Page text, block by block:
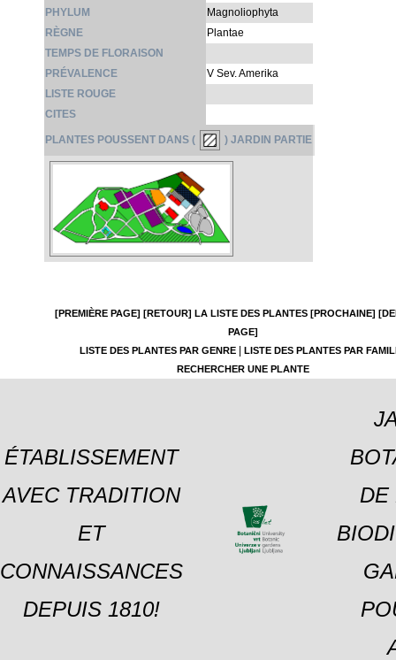
PHYLUM
Magnoliophyta
RÈGNE
Plantae
TEMPS DE FLORAISON
PRÉVALENCE
V Sev. Amerika
LISTE ROUGE
CITES
PLANTES POUSSENT DANS ( ) JARDIN PARTIE
[PREMIÈRE PAGE] [RETOUR] LA LISTE DES PLANTES [PROCHAINE]
PAGE]
LISTE DES PLANTES PAR GENRE|
LISTE DES PLANTES PAR
RECHERCHER UNE PLANTE
ÉTABLISSEMENT
AVEC TRADITION
ET
CONNAISSANCES
DEPUIS 1810!
DE